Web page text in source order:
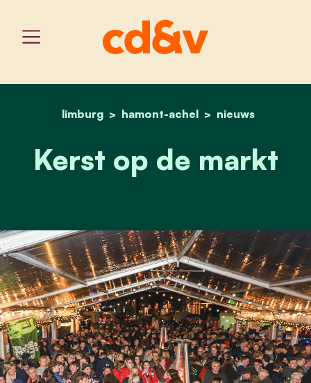
home
limburg hamont-achel nieuws
kerst op de markt
Kerst op de markt